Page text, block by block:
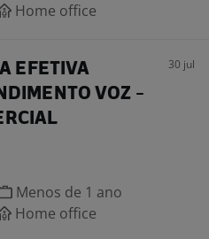
Home office
EFETIVA
VOZ -
30 jul
Menos de 1 ano
Home office